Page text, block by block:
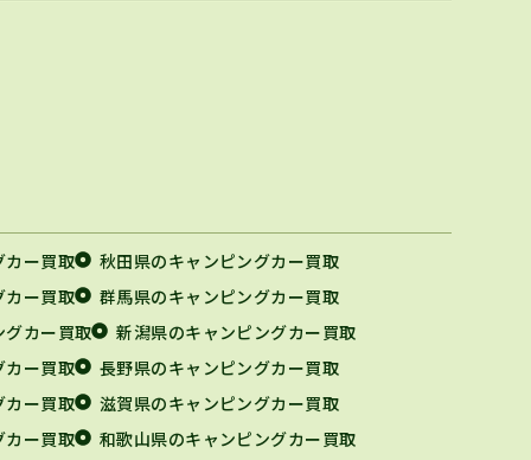
カー買取
秋田県のキャンピングカー買取
カー買取
群馬県のキャンピングカー買取
グカー買取
新潟県のキャンピングカー買取
カー買取
長野県のキャンピングカー買取
カー買取
滋賀県のキャンピングカー買取
カー買取
和歌山県のキャンピングカー買取